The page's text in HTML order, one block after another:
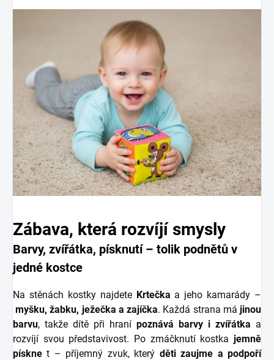
Zábava, která rozvíjí smysly
Barvy, zvířátka, písknutí – tolik podnětů v
jedné kostce
Na stěnách kostky najdete Krtečka a jeho kamarády –
myšku, žabku, ježečka a zajíčka. Každá strana májinou
barvu, takže dítě při hraní poznává barvy i zvířátka a
rozvíjí svou představivost. Po zmáčknutí kostka jemně
pískne t – příjemný zvuk, který děti zaujme a podpoří